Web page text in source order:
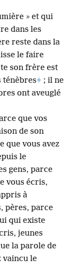
» et qui
dans les
reste dans la
le faire
son frère est
ténèbres+ ; il ne
ont aveuglé
que vos
de son
que vous avez
le
gens, parce
vous écris,
à
pères, parce
qui existe
jeunes
la parole de
vaincu le